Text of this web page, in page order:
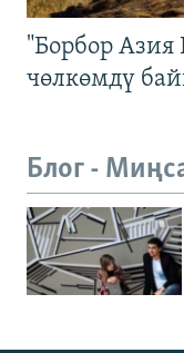
"Борбор
чөлкөмдү
Блог -